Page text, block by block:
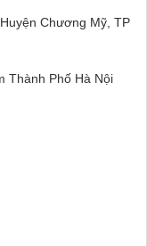
Chương Mỹ, TP
Thành Phố Hà Nội